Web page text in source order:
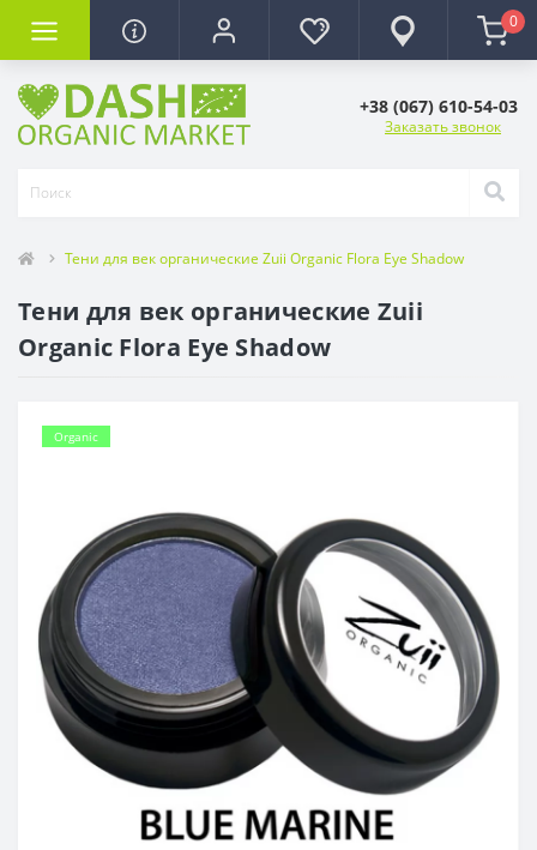
0
+38 (067) 610-54-03
Заказать звонок
Тени для век органические Zuii Organic Flora Eye Shadow
Тени для век органические Zuii
Organic Flora Eye Shadow
Organic